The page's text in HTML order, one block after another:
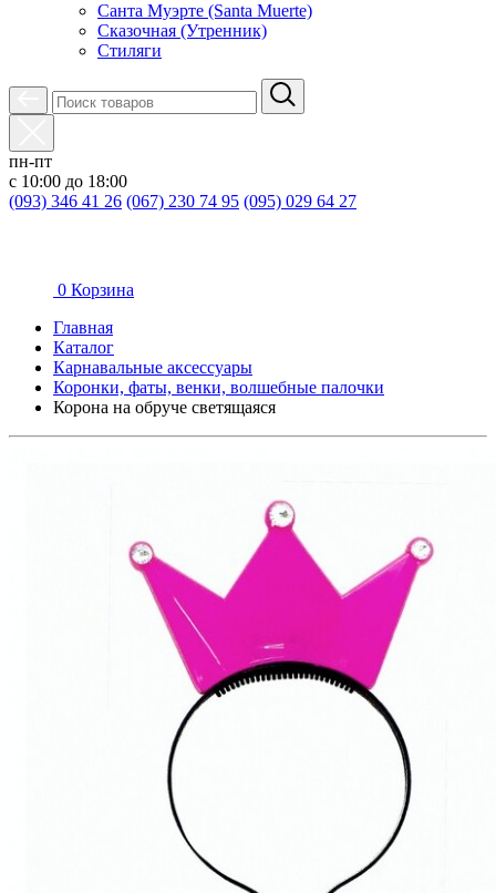
Санта Муэрте (Santa Muerte)
Сказочная (Утренник)
Стиляги
пн-пт
с 10:00 до 18:00
(093) 346 41 26 (067) 230 74 95 (095) 029 64 27
0 Корзина
Главная
Каталог
Карнавальные аксессуары
Коронки, фаты, венки, волшебные палочки
Корона на обруче светящаяся